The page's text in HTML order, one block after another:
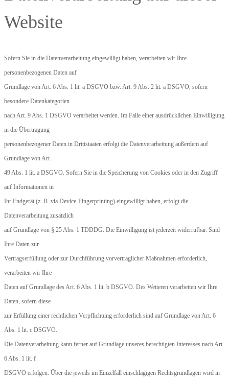
Website
Sofern Sie in die Datenverarbeitung eingewilligt haben, verarbeiten wir Ihre
personenbezogenen Daten auf
Grundlage von Art. 6 Abs. 1 lit. a DSGVO bzw. Art. 9 Abs. 2 lit. a DSGVO, sofern
besondere Datenkategorien
nach Art. 9 Abs. 1 DSGVO verarbeitet werden. Im Falle einer ausdrücklichen Einwilligung
in die Übertragung
personenbezogener Daten in Drittstaaten erfolgt die Datenverarbeitung außerdem auf
Grundlage von Art.
49 Abs. 1 lit. a DSGVO. Sofern Sie in die Speicherung von Cookies oder in den Zugriff
auf Informationen in
Ihr Endgerät (z. B. via Device-Fingerprinting) eingewilligt haben, erfolgt die
Datenverarbeitung zusätzlich
auf Grundlage von § 25 Abs. 1 TDDDG. Die Einwilligung ist jederzeit widerrufbar. Sind
Ihre Daten zur
Vertragserfüllung oder zur Durchführung vorvertraglicher Maßnahmen erforderlich,
verarbeiten wir Ihre
Daten auf Grundlage des Art. 6 Abs. 1 lit. b DSGVO. Des Weiteren verarbeiten wir Ihre
Daten, sofern diese
zur Erfüllung einer rechtlichen Verpflichtung erforderlich sind auf Grundlage von Art. 6
Abs. 1 lit. c DSGVO.
Die Datenverarbeitung kann ferner auf Grundlage unseres berechtigten Interesses nach Art.
6 Abs. 1 lit. f
DSGVO erfolgen. Über die jeweils im Einzelfall einschlägigen Rechtsgrundlagen wird in